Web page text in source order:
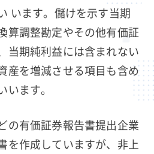
います。儲けを示す当期
算調整勘定やその他有価証
当期純利益には含まれない
産を増減させる項目も含め
ます。
の有価証券報告書提出企業
を作成していますが、非上